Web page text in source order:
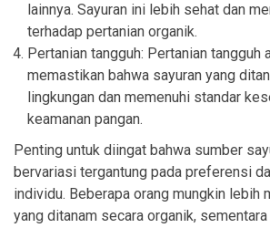
lainnya. Sayuran ini lebih sehat dan
terhadap pertanian organik.
Pertanian tangguh: Pertanian tangguh
memastikan bahwa sayuran yang
lingkungan dan memenuhi standar
keamanan pangan.
Penting untuk diingat bahwa sumber
bervariasi tergantung pada preferensi
individu. Beberapa orang mungkin lebih
yang ditanam secara organik,